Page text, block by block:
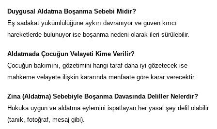
Duygusal Aldatma Boşanma Sebebi Midir?
Eş sadakat yükümlülüğüne aykırı davranıyor ve güven kırıcı
hareketlerde bulunuyor ise boşanma nedeni olarak ileri sürülebilir.
Aldatmada Çocuğun Velayeti Kime Verilir?
Çocuğun bakımını, gözetimini hangi taraf daha iyi gözetecek ise
mahkeme velayete ilişkin kararında menfaate göre karar verecektir.
Zina (Aldatma) Sebebiyle Boşanma Davasında Deliller Nelerdir?
Hukuka uygun ve aldatma eylemini ispatlayan her yasal şey delil olabilir
(tanık, fotoğraf, mesaj gibi).